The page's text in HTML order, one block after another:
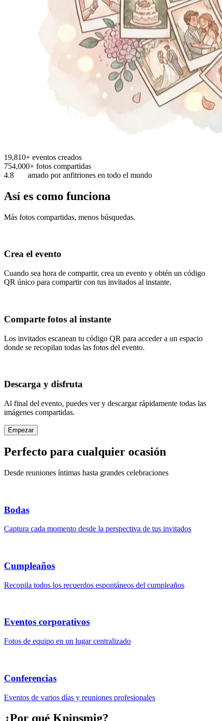
19,810+ eventos creados
754,000+ fotos compartidas
4.8
amado por anfitriones en todo el mundo
Así es como funciona
Más fotos compartidas, menos búsquedas.
Crea el evento
Cuando sea hora de compartir, crea un evento y obtén un código
QR único para compartir con tus invitados al instante.
Comparte fotos al instante
Los invitados escanean tu código QR para acceder a un espacio
donde se recopilan todas las fotos del evento.
Descarga y disfruta
Al final del evento, puedes ver y descargar rápidamente todas las
imágenes compartidas.
Perfecto para cualquier ocasión
Desde reuniones íntimas hasta grandes celebraciones
Bodas
Captura cada momento desde la perspectiva de tus invitados
Cumpleaños
Recopila todos los recuerdos espontáneos del cumpleaños
Eventos corporativos
Fotos de equipo en un lugar centralizado
Conferencias
Eventos de varios días y reuniones profesionales
¿Por qué Knipsmig?